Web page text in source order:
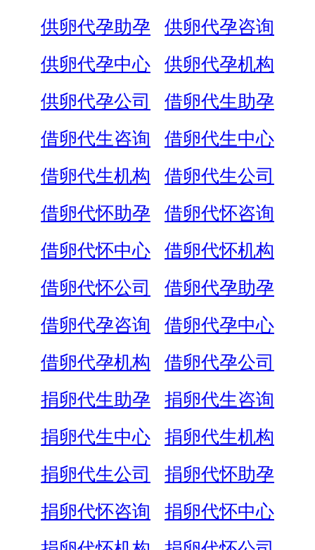
供卵代孕助孕
供卵代孕咨询
供卵代孕中心
供卵代孕机构
供卵代孕公司
借卵代生助孕
借卵代生咨询
借卵代生中心
借卵代生机构
借卵代生公司
借卵代怀助孕
借卵代怀咨询
借卵代怀中心
借卵代怀机构
借卵代怀公司
借卵代孕助孕
借卵代孕咨询
借卵代孕中心
借卵代孕机构
借卵代孕公司
捐卵代生助孕
捐卵代生咨询
捐卵代生中心
捐卵代生机构
捐卵代生公司
捐卵代怀助孕
捐卵代怀咨询
捐卵代怀中心